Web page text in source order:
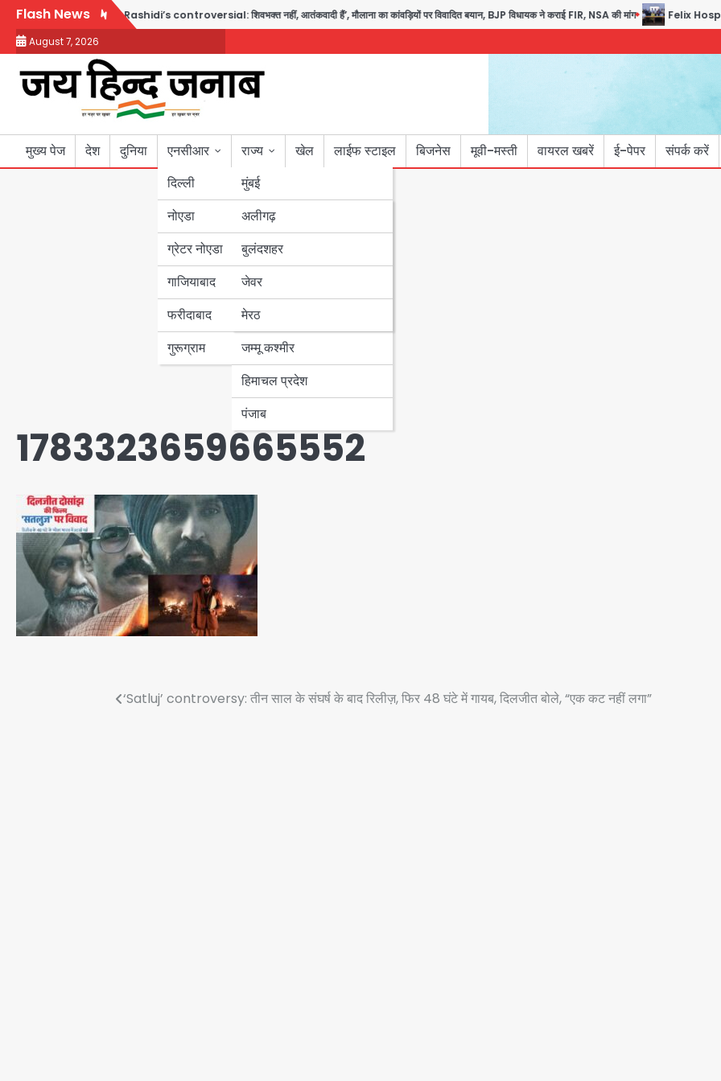
Skip
content
Flash News
बड़ा एक्शन Sajid Rashidi’s controversial: शिवभक्त नहीं, आतंकवादी हैं’, मौलाना का कांवड़ियों पर विवादित बयान, BJP विधायक ने कराई FIR, NSA की मांग Felix Hospital
August 7, 2026
मुख्य पेज देश दुनिया
एनसीआर
दिल्ली
नोएडा
ग्रेटर नोएडा
गाजियाबाद
फरीदाबाद
गुरूग्राम
राज्य
मुंबई
उत्तर प्रदेश
अलीगढ़
बुलंदशहर
जेवर
मेरठ
बिहार
पंजाब
हरियाणा
जम्मू कश्मीर
हिमाचल प्रदेश
पंजाब
खेल लाईफ स्टाइल बिजनेस मूवी-मस्ती वायरल खबरें ई-पेपर संपर्क करें
1783323659665552
‘Satluj’ controversy: तीन साल के संघर्ष के बाद रिलीज़, फिर 48 घंटे में गायब, दिलजीत बोले, “एक कट नहीं लगा”